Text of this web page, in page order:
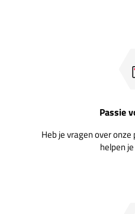
Passie
Heb je vragen over
helpen